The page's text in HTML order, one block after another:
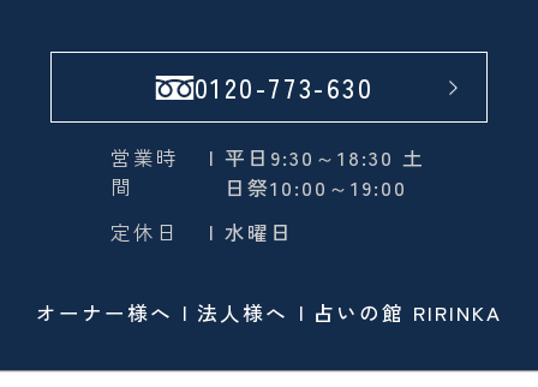
0120-773-630
営業時
間
| 平日9:30～18:30 土
日祭10:00～19:00
定休日
| 水曜日
オーナー様へ 法人様へ 占いの館 RIRINKA